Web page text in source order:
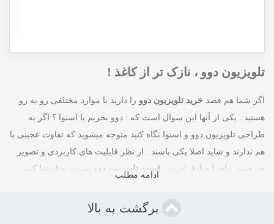
تلویزیون دوو ، نازک تر از کاغذ !
اگر شما هم قصد خرید تلویزیون دوو را دارید با موارد مختلفی رو به رو
هستید . یکی از آنها این سوال است که : دوو بخریم یا اسنوا ؟ اگر به
طراحی تلویزیون دوو و اسنوا نگاه کنید متوجه میشوید که تفاوت عجیبی با
هم ندارند و شاید اصلا یکی باشند . از نظر قابلیت های کاربردی و تصویر
هم همین ماجرا صادق است . قیمت تلویزیون دوو
نسبت به اسنوا کمی
کل تفوت خاصی بین اسنوا و دوو در تلویزیون نیست ، به جز تفاوت قیمت
ادامه مطلب
برگشت به بالا